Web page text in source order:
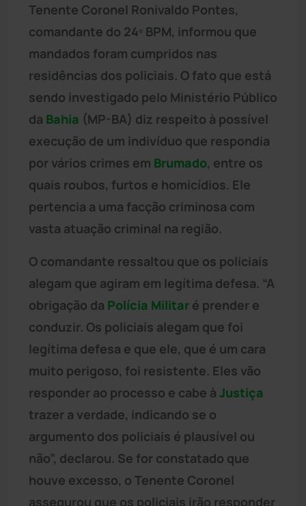
Tenente Coronel Ronivaldo Pontes,
comandante do 24º BPM, informou que
mandados foram cumpridos nas
residências dos policiais. O fato que está
sendo investigado pelo Ministério Público
da Bahia (MP-BA) diz respeito à possível
execução de um indivíduo que respondia
por vários crimes em Brumado, entre os
quais roubos, furtos e homicídios. Ele
pertencia a uma facção criminosa com
vasta atuação criminal na região.
O comandante ressaltou que os policiais
alegam que agiram em legítima defesa. “A
obrigação da Polícia Militar é prender e
conduzir. Os policiais alegam que foi
legítima defesa e que ele, que é um cara
muito perigoso, foi resistente. Eles vão
responder ao processo e cabe à Justiça
trazer a verdade, indicando se o
argumento dos policiais é plausível ou
não”, declarou. Se for constatado que
houve excesso, o Tenente Coronel
assegurou que os policiais irão responder